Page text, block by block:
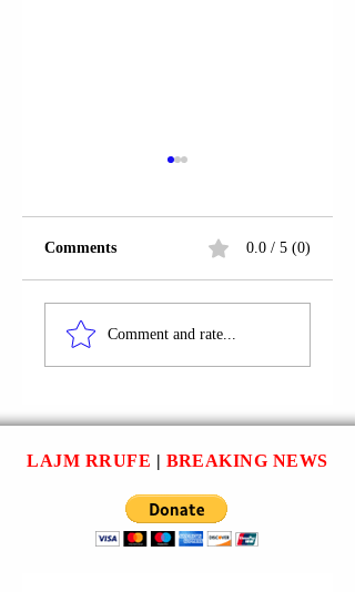
KOLUMBI:
XHUZEPE
“PEPPE” U
ARRESTUA; AI
ËSHTË SHEFI I
NDRANGETËS; AI
KOORDINOI
TRAFIKUN E
Comments 0.0 / 5 (0)
Comment and rate...
LAJM RRUFE | BREAKING NEWS